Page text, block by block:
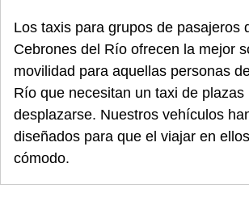
Los taxis para grupos de pasajeros
Cebrones del Río ofrecen la mejor
movilidad para aquellas personas
Río que necesitan un taxi de plazas
desplazarse. Nuestros vehículos
diseñados para que el viajar en
cómodo.